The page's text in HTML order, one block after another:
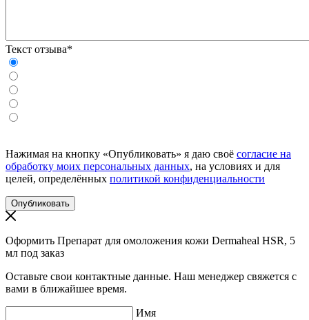
Текст отзыва*
Нажимая на кнопку «Опубликовать» я даю своё согласие на
обработку моих персональных данных, на условиях и для
целей, определённых политикой конфиденциальности
Оформить Препарат для омоложения кожи Dermaheal HSR, 5
мл под заказ
Оставьте свои контактные данные. Наш менеджер свяжется с
вами в ближайшее время.
Имя